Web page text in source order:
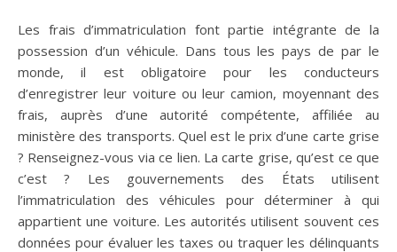
Les frais d’immatriculation font partie intégrante de la
possession d’un véhicule. Dans tous les pays de par le
monde, il est obligatoire pour les conducteurs
d’enregistrer leur voiture ou leur camion, moyennant des
frais, auprès d’une autorité compétente, affiliée au
ministère des transports. Quel est le prix d’une carte grise
? Renseignez-vous via ce lien. La carte grise, qu’est ce que
c’est ? Les gouvernements des États utilisent
l’immatriculation des véhicules pour déterminer à qui
appartient une voiture. Les autorités utilisent souvent ces
données pour évaluer les taxes ou traquer les délinquants